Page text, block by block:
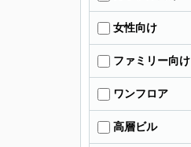
女性向け
ファミリー向け
ワンフロア
高層ビル